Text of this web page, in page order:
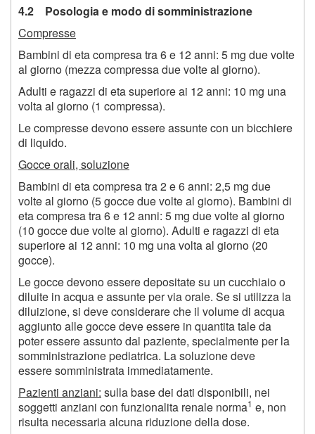
4.2 Posologia e modo di somministrazione
Compresse
Bambini di eta compresa tra 6 e 12 anni: 5 mg due volte
al giorno (mezza compressa due volte al giorno).
Adulti e ragazzi di eta superiore ai 12 anni: 10 mg una
volta al giorno (1 compressa).
Le compresse devono essere assunte con un bicchiere
di liquido.
Gocce orali, soluzione
Bambini di eta compresa tra 2 e 6 anni: 2,5 mg due
volte al giorno (5 gocce due volte al giorno). Bambini di
eta compresa tra 6 e 12 anni: 5 mg due volte al giorno
(10 gocce due volte al giorno). Adulti e ragazzi di eta
superiore ai 12 anni: 10 mg una volta al giorno (20
gocce).
Le gocce devono essere depositate su un cucchiaio o
diluite in acqua e assunte per via orale. Se si utilizza la
diluizione, si deve considerare che il volume di acqua
aggiunto alle gocce deve essere in quantita tale da
poter essere assunto dal paziente, specialmente per la
somministrazione pediatrica. La soluzione deve
essere somministrata immediatamente.
Pazienti anziani: sulla base dei dati disponibili, nei
soggetti anziani con funzionalita renale norma1 e, non
risulta necessaria alcuna riduzione della dose.